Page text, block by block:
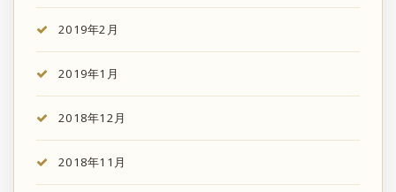
2019年2月
2019年1月
2018年12月
2018年11月